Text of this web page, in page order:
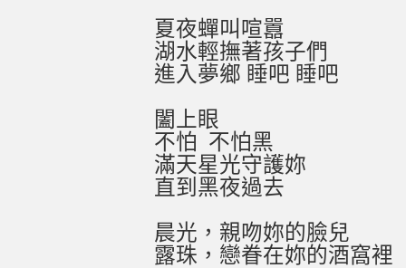
夏夜蟬叫喧囂
湖水輕撫著孩子們
進入夢鄉 睡吧 睡吧
闔上眼
不怕 不怕黑
滿天星光守護妳
直到黑夜過去
晨光，親吻妳的臉兒
露珠，戀眷在妳的酒窩裡